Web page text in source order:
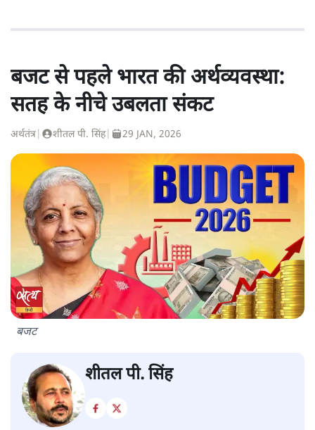
बजट से पहले भारत की अर्थव्यवस्था:
सतह के नीचे उबलता संकट
अर्थतंत्र शीतल पी. सिंह| 29 JAN, 2026
बजट
शीतल पी. सिंह